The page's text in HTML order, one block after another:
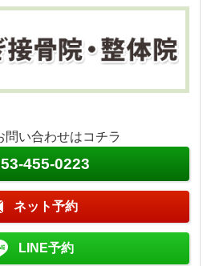
問い合わせはコチラ
455-0223
ネット予約
LINE予約